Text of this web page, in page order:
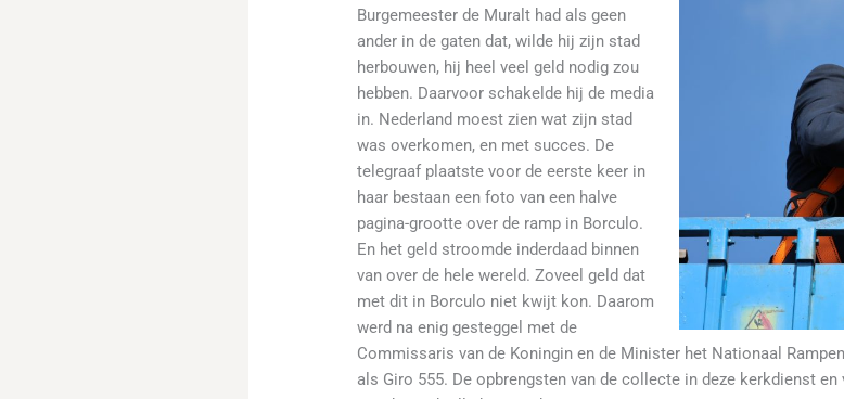
Burgemeester de Muralt had als geen
ander in de gaten dat, wilde hij zijn stad
herbouwen, hij heel veel geld nodig zou
hebben. Daarvoor schakelde hij de media
in. Nederland moest zien wat zijn stad
was overkomen, en met succes. De
telegraaf plaatste voor de eerste keer in
haar bestaan een foto van een halve
pagina-grootte over de ramp in Borculo.
En het geld stroomde inderdaad binnen
van over de hele wereld. Zoveel geld dat
met dit in Borculo niet kwijt kon. Daarom
werd na enig gesteggel met de
Commissaris van de Koningin en de Minister het Nationaal
als Giro 555. De opbrengsten van de collecte in deze kerkdienst